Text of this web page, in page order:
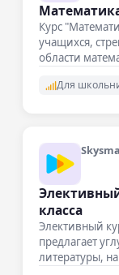
Курс
учащихся,
области
Для
класса
Элективный
предлагает
литературы,